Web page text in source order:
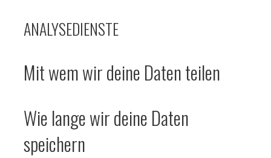
ANALYSEDIENSTE
Mit wem wir deine Daten teilen
Wie lange wir deine Daten
speichern